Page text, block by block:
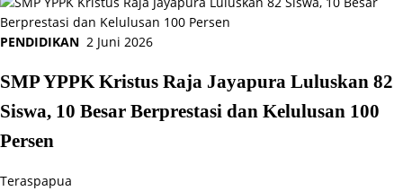
PENDIDIKAN 2 Juni 2026
SMP YPPK Kristus Raja Jayapura Luluskan 82
Siswa, 10 Besar Berprestasi dan Kelulusan 100
Persen
Teraspapua